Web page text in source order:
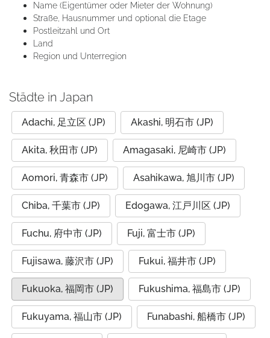
Name (Eigentümer oder Mieter der Wohnung)
Straße, Hausnummer und optional die Etage
Postleitzahl und Ort
Land
Region und Unterregion
Städte in Japan
Adachi, 足立区 (JP) Akashi, 明石市 (JP)
Akita, 秋田市 (JP) Amagasaki, 尼崎市 (JP)
Aomori, 青森市 (JP) Asahikawa, 旭川市 (JP)
Chiba, 千葉市 (JP) Edogawa, 江戸川区 (JP)
Fuchu, 府中市 (JP) Fuji, 富士市 (JP)
Fujisawa, 藤沢市 (JP) Fukui, 福井市 (JP)
Fukuoka, 福岡市 (JP) Fukushima, 福島市 (JP)
Fukuyama, 福山市 (JP) Funabashi, 船橋市 (JP)